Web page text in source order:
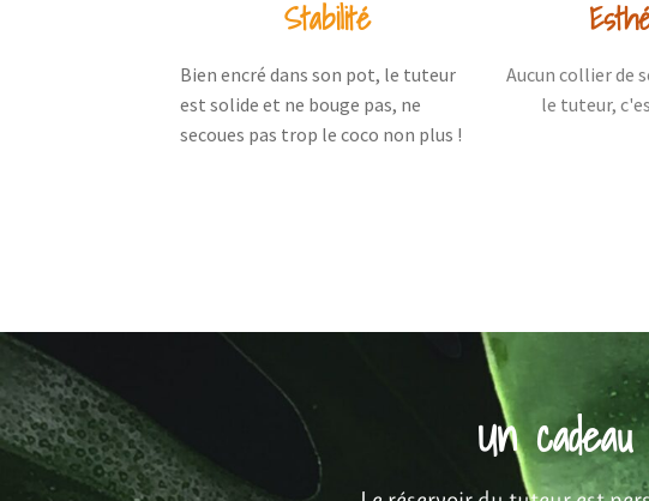
Stabilité
Bien encré dans son pot, le tuteur
est solide et ne bouge pas, ne
secoues pas trop le coco non plus !
Aucun collier de
le tuteur,
Un